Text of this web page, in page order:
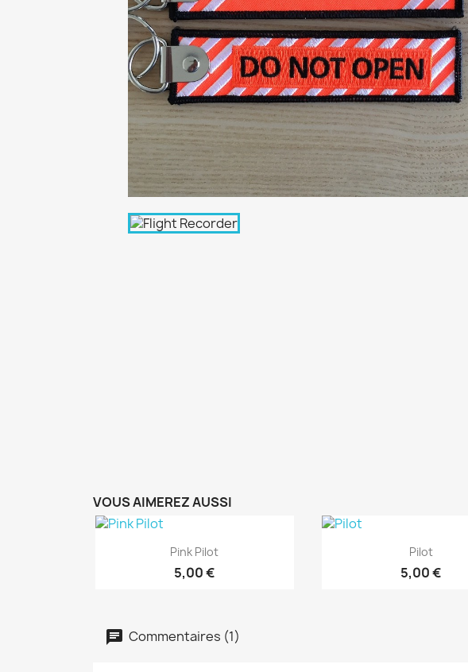
VOUS AIMEREZ AUSSI
Aperçu rapide
Pink Pilot
5,00 €
Aperçu rapide
Pilot
5,00 €
Commentaires (1)